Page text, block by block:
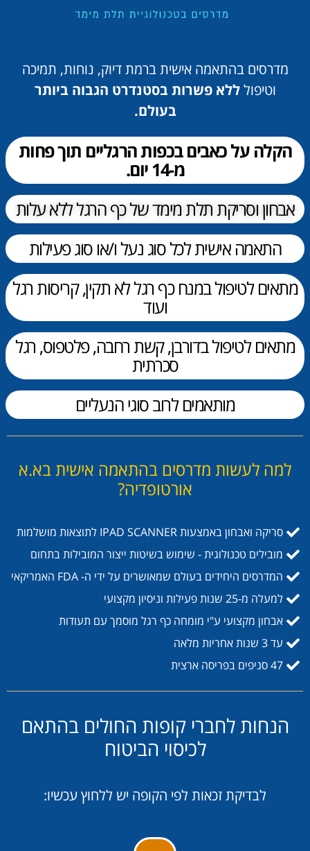
מדרסים בהתאמה אישית ברמת דיוק, נוחות, תמיכה
וטיפולללא פשרות בסטנדרט הגבוה ביותר
בעולם.
הקלה על כאבים בכפות הרגליים תוך פחות
מ-14 יום.
אבחון וסריקת תלת מימד של כף הרגל ללא עלות
התאמה אישית לכל סוג נעל ו/או סוג פעילות
מתאים לטיפול במנח כף רגל לא תקין, קריסות רגל
ועוד
מתאים לטיפול בדורבן, קשת רחבה, פלטפוס, רגל
סכרתית
מותאמים לרוב סוגי הנעליים
למה לעשות מדרסים בהתאמה אישית בא.א
אורטופדיה?
סריקה ואבחון באמצעות IPAD SCANNER לתוצאות מושלמות
מובילים טכנולוגית - שימוש בשיטות ייצור המובילות בתחום
המדרסים היחידים בעולם שמאושרים על ידי ה- FDA האמריקאי
למעלה מ-25 שנות פעילות וניסיון מקצועי
אבחון מקצועי ע"י מומחה כף רגל מוסמך עם תעודות
עד 3 שנות אחריות מלאה
47 סניפים בפריסה ארצית
הנחות לחברי קופות החולים בהתאם
לכיסוי הביטוח
לבדיקת זכאות לפי הקופה יש ללחוץ עכשיו: